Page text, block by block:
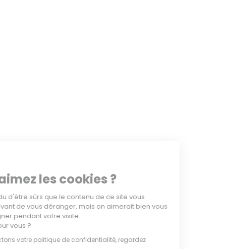
Vous aimez les cookies ?
On a attendu d'être sûrs que le contenu de ce site vous
intéresse avant de vous déranger, mais on aimerait bien vous
accompagner pendant votre visite...
C'est OK pour vous ?
Nous respectons votre politique de confidentialité, regardez